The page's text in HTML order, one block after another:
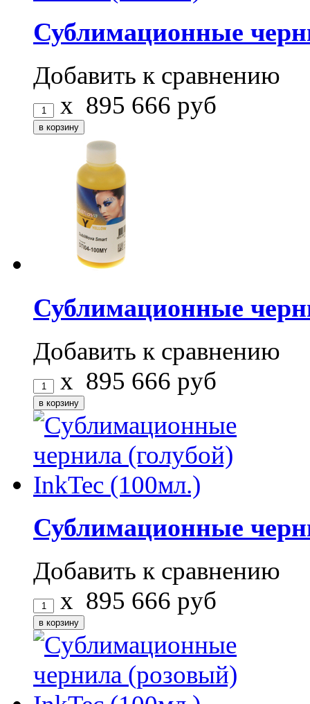
Сублимационные
Добавить к сравнению
x 895 666 руб
Сублимационные
Добавить к сравнению
x 895 666 руб
Сублимационные
Добавить к сравнению
x 895 666 руб